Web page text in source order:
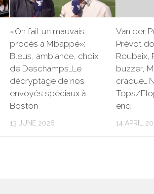
«On fait un mauvais
procès à Mbappé»:
Bleus, ambiance, choix
de Deschamps…Le
décryptage de nos
envoyés spéciaux à
Boston
13 JUNE 2026
Van der
Prévot
Roubaix,
buzzer,
craque…
Tops/
end
14 APRIL